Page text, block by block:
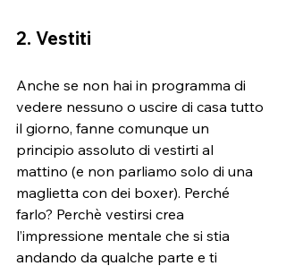
2. Vestiti
Anche se non hai in programma di
vedere nessuno o uscire di casa tutto
il giorno, fanne comunque un
principio assoluto di vestirti al
mattino (e non parliamo solo di una
maglietta con dei boxer). Perché
farlo? Perchè vestirsi crea
l’impressione mentale che si stia
andando da qualche parte e ti